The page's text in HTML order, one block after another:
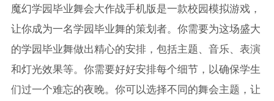
魔幻学园毕业舞会大作战手机版是一款校园模拟游戏，
让你成为一名学园毕业舞的策划者。你需要为这场盛大
的学园毕业舞做出精心的安排，包括主题、音乐、表演
和灯光效果等。你需要好好安排每个细节，以确保学生
们过一个难忘的夜晚。你可以选择不同的舞会主题，让